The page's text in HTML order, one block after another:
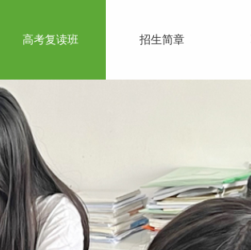
高考复读班 招生简章
百尺竿头 更进一